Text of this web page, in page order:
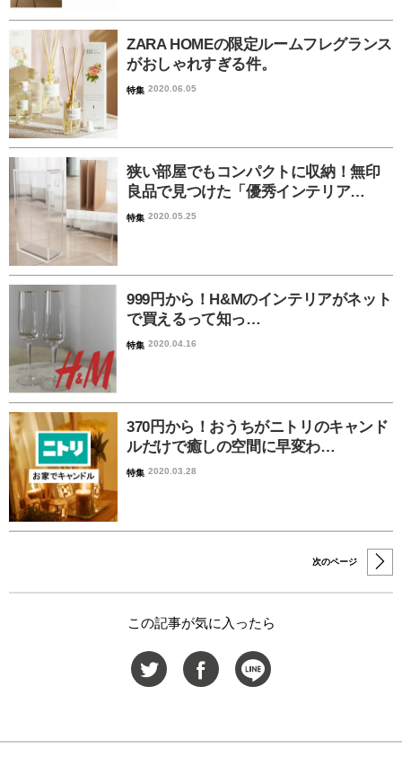
ZARA HOMEの限定ルームフレグランス
がおしゃれすぎる件。
特集 2020.06.05
狭い部屋でもコンパクトに収納！無印
良品で見つけた「優秀インテリア…
特集 2020.05.25
999円から！H&Mのインテリアがネット
で買えるって知っ…
特集 2020.04.16
370円から！おうちがニトリのキャンド
ルだけで癒しの空間に早変わ…
特集 2020.03.28
次のページ
この記事が気に入ったら